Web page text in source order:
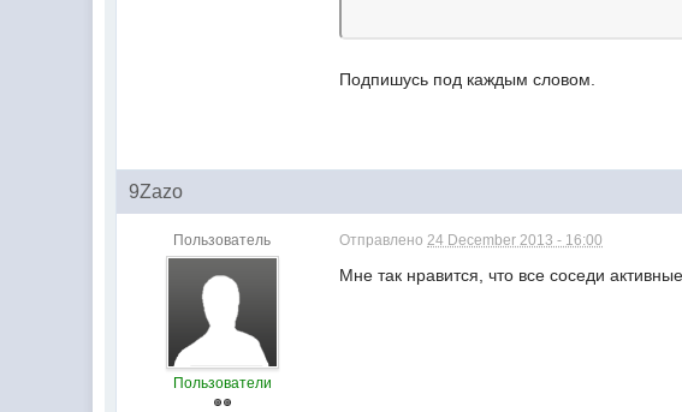
Подпишусь под каждым словом.
9Zazo
Пользователь
Пользователи
Отправлено24 December 2013 - 16:00
Мне так нравится, что все соседи активные